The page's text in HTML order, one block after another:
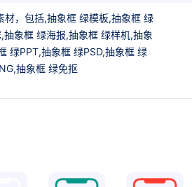
材，包括,抽象框 绿模板,抽象框 绿
抽象框 绿海报,抽象框 绿样机,抽象
绿PPT,抽象框 绿PSD,抽象框 绿
抽象框 绿免抠